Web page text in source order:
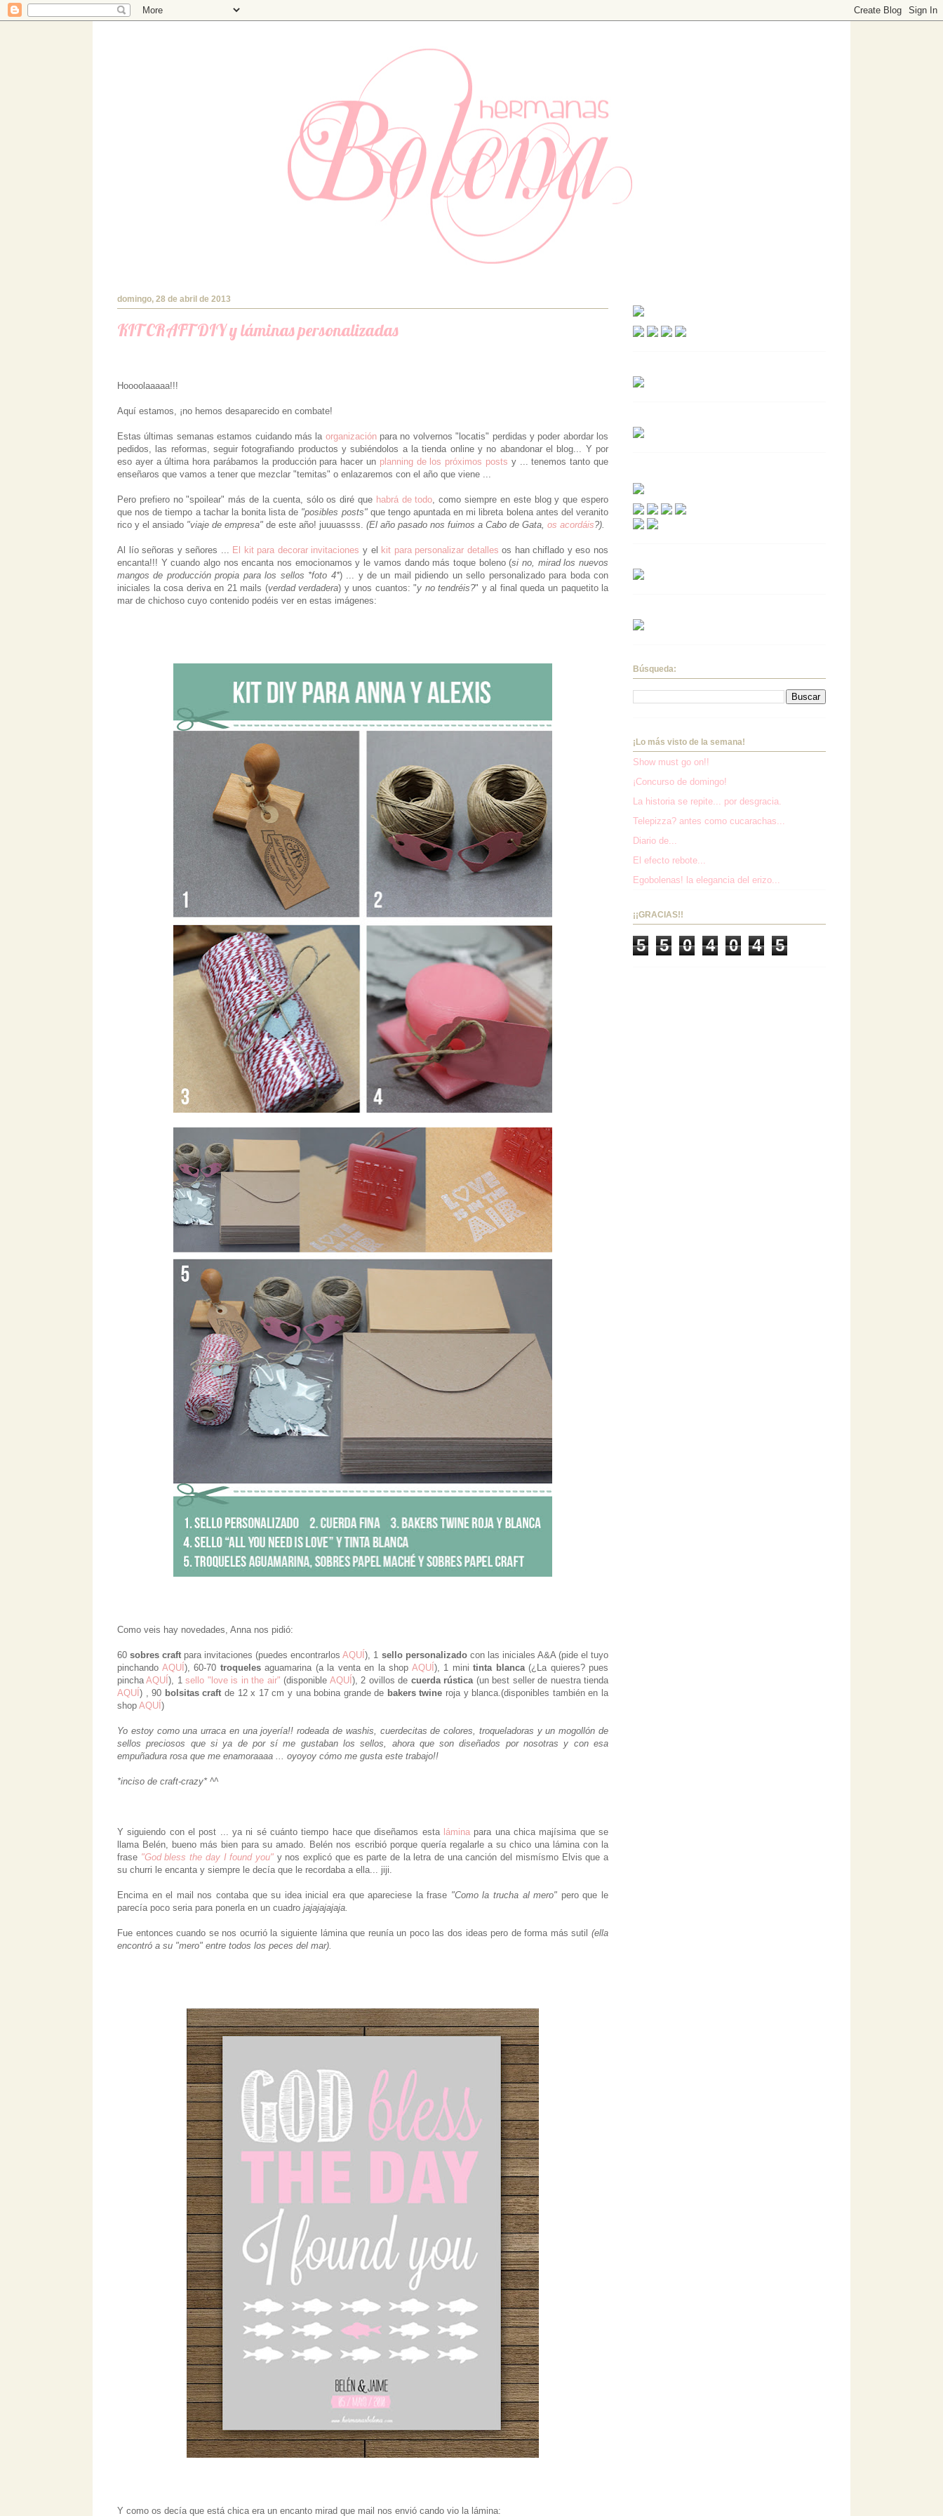
Estudio de diseño con TIENDA ONLINE propia. Especializados en bodas y eventos, también tenemos un apartado dedicado a decoración. Visítanos, ¡te
domingo, 28 de abril de 2013
KIT CRAFT DIY y láminas personalizadas
Hoooolaaaaa!!!
Aquí estamos, ¡no hemos desaparecido en combate!
Estas últimas semanas estamos cuidando más la organizaciónpara no volvernos "locatis" perdidas y poder abordar los
pedidos, las reformas, seguir fotografiando productos y subiéndolos a la tienda online y no abandonar el blog... Y por
eso ayer a última hora parábamos la producción para hacer un planning de los próximos posts y ... tenemos tanto que
enseñaros que vamos a tener que mezclar "temitas" o enlazaremos con el año que viene ...
Pero prefiero no "spoilear" más de la cuenta, sólo os diré que habrá de todo , como siempre en este blog y que espero
que nos de tiempo a tachar la bonita lista de "posibles posts"que tengo apuntada en mi libreta bolena antes del veranito
rico y el ansiado "viaje de empresa" de este año! juuuassss. (El año pasado nos fuimos a Cabo de Gata, os acordáis?).
Al lío señoras y señores ... El kit para decorar invitaciones y el kit para personalizar detalles os han chiflado y eso nos
encanta!!! Y cuando algo nos encanta nos emocionamos y le vamos dando más toque boleno (si no, mirad los nuevos
mangos de producción propia para los sellos *foto 4*) ... y de un mail pidiendo un sello personalizado para boda con
iniciales la cosa deriva en 21 mails (verdad verdadera) y unos cuantos: "y no tendréis?" y al final queda un paquetito la
mar de chichoso cuyo contenido podéis ver en estas imágenes:
Como veis hay novedades, Anna nos pidió:
60sobres craft para invitaciones (puedes encontrarlosAQUÍ), 1 sello personalizadocon las iniciales A&A (pide el tuyo
pinchando AQUÍ), 60-70 troquelesaguamarina (a la venta en la shop AQUÍ), 1 mini tinta blanca (¿La quieres? pues
pinchaAQUÍ), 1sello "love is in the air" (disponible AQUÍ), 2 ovillos de cuerda rústica (un best seller de nuestra tienda
AQUÍ) , 90 bolsitas craft de 12 x 17 cm y una bobina grande de bakers twine roja y blanca.(disponibles también en la
shop AQUÍ)
Yo estoy como una urraca en una joyería!! rodeada de washis, cuerdecitas de colores, troqueladoras y un mogollón de
sellos preciosos que si ya de por sí me gustaban los sellos, ahora que son diseñados por nosotras y con esa
empuñadura rosa que me enamoraaaa ... oyoyoy cómo me gusta este trabajo!!
*inciso de craft-crazy* ^^
Y siguiendo con el post ... ya ni sé cuánto tiempo hace que diseñamos esta lámina para una chica majísima que se
llama Belén, bueno más bien para su amado. Belén nos escribió porque quería regalarle a su chico una lámina con la
frase "God bless the day I found you" y nos explicó que es parte de la letra de una canción del mismísmo Elvis que a
su churri le encanta y siempre le decía que le recordaba a ella... jiji.
Encima en el mail nos contaba que su idea inicial era que apareciese la frase "Como la trucha al mero" pero que le
parecía poco seria para ponerla en un cuadro jajajajajaja.
Fue entonces cuando se nos ocurrió la siguiente lámina que reunía un poco las dos ideas pero de forma más sutil (ella
encontró a su "mero" entre todos los peces del mar).
Y como os decía que está chica era un encanto mirad que mail nos envió cando vio la lámina:
Búsqueda:
¡Lo más visto de la semana!
Show must go on!!
¡Concurso de domingo!
La historia se repite... por desgracia.
Telepizza? antes como cucarachas...
Diario de...
El efecto rebote...
Egobolenas! la elegancia del erizo...
¡¡GRACIAS!!
5 5 0 4 0 4 5